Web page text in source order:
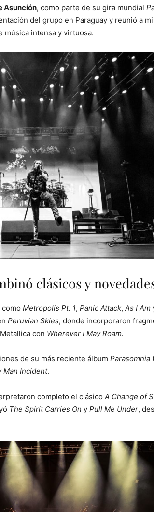
Asunción, como parte de su gira mundial
del grupo en Paraguay y reunió a
música intensa y virtuosa.
clásicos y
Metropolis Pt. 1, Panic Attack, As I Am
Peruvian Skies, donde incorporaron
con Wherever I May Roam.
de su más reciente álbum Parasomnia
Man Incident.
completo el clásico A Change of
The Spirit Carries On y Pull Me Under,